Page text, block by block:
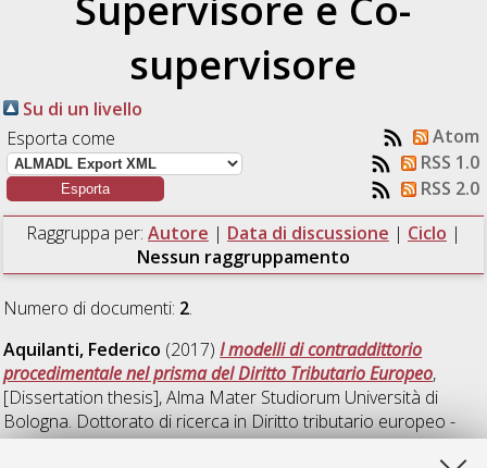
supervisore
Su di un livello
Esporta come
Atom
RSS 1.0
RSS 2.0
Raggruppa per: Autore | Data di discussione | Ciclo |
Nessun raggruppamento
Numero di documenti: 2.
Aquilanti, Federico (2017)I modelli di contraddittorio
procedimentale nel prisma del Diritto Tributario Europeo,
[Dissertation thesis], Alma Mater Studiorum Università di
Bologna. Dottorato di ricerca in Diritto tributario europeo -
ph.D in european tax law, 29 Ciclo. DOI